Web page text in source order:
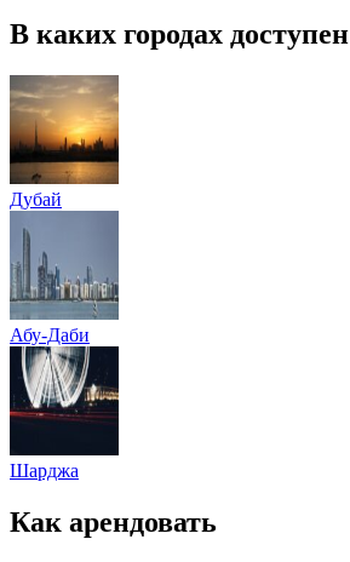
В каких городах доступен
Дубай
Абу-Даби
Шарджа
Как арендовать